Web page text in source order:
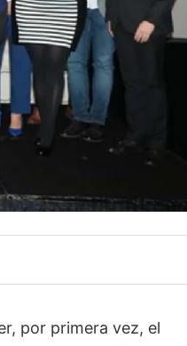
por primera vez, el